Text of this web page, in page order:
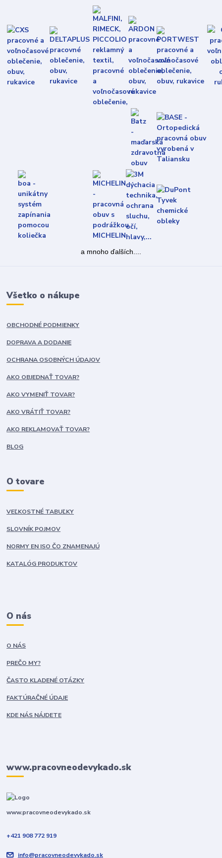
a mnoho ďalších....
Všetko o nákupe
OBCHODNÉ PODMIENKY
DOPRAVA A DODANIE
OCHRANA OSOBNÝCH ÚDAJOV
AKO OBJEDNAŤ TOVAR?
AKO VYMENIŤ TOVAR?
AKO VRÁTIŤ TOVAR?
AKO REKLAMOVAŤ TOVAR?
BLOG
O tovare
VEĽKOSTNÉ TABUĽKY
SLOVNÍK POJMOV
NORMY EN ISO ČO ZNAMENAJÚ
KATALÓG PRODUKTOV
O nás
O NÁS
PREČO MY?
ČASTO KLADENÉ OTÁZKY
FAKTÚRAČNÉ ÚDAJE
KDE NÁS NÁJDETE
www.pracovneodevykado.sk
www.pracovneodevykado.sk
+421 908 772 919
info@pracovneodevykado.sk